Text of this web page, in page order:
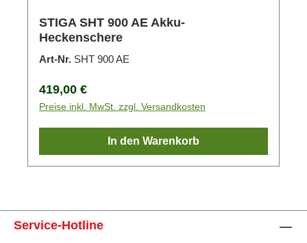
STIGA SHT 900 AE Akku-
Heckenschere
Art-Nr. SHT 900 AE
Regulärer Preis:
419,00 €
Preise inkl. MwSt. zzgl. Versandkosten
In den Warenkorb
Service-Hotline